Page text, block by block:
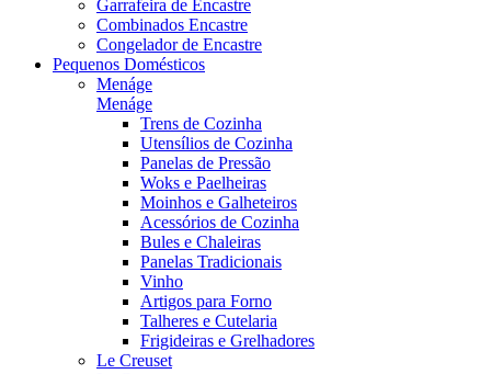
Garrafeira de Encastre
Combinados Encastre
Congelador de Encastre
Pequenos Domésticos
Menáge
Menáge
Trens de Cozinha
Utensílios de Cozinha
Panelas de Pressão
Woks e Paelheiras
Moinhos e Galheteiros
Acessórios de Cozinha
Bules e Chaleiras
Panelas Tradicionais
Vinho
Artigos para Forno
Talheres e Cutelaria
Frigideiras e Grelhadores
Le Creuset